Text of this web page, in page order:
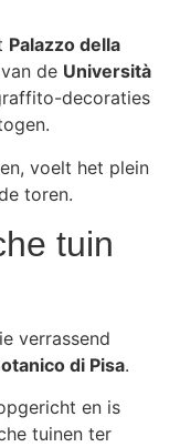
Palazzo della
de Università
decoraties
voelt het plein
toren.
tuin
verrassend
di Pisa.
en is
tuinen ter